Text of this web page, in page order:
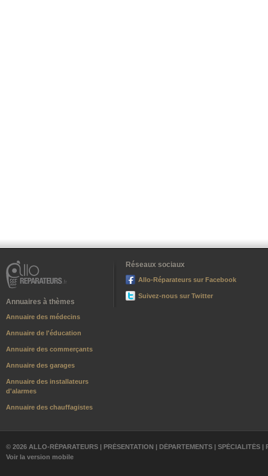
Annuaires à thèmes
Annuaire des médecins
Annuaire de l'éducation
Annuaire des commerçants
Annuaire des garages
Annuaire des installateurs
d'alarmes
Annuaire des chauffagistes
Réseaux sociaux
Allo-Réparateurs sur Facebook
Suivez-nous sur Twitter
© 2026 ALLO-RÉPARATEURS | PRÉSENTATION | DÉPARTEMENTS | SPÉCIALITÉS |
Voir la version mobile